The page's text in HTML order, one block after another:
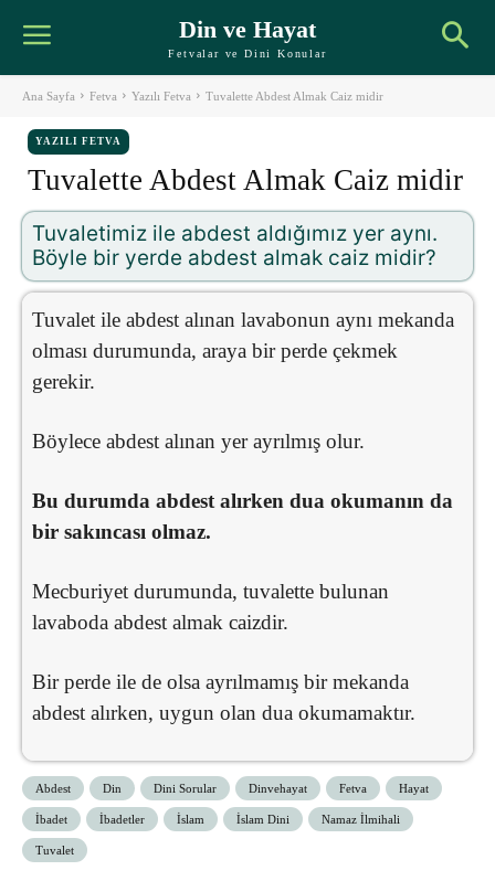
Din ve Hayat
Fetvalar ve Dini Konular
Ana Sayfa Fetva Yazılı Fetva Tuvalette Abdest Almak Caiz midir
YAZILI FETVA
Tuvalette Abdest Almak Caiz midir
Tuvaletimiz ile abdest aldığımız yer aynı.
Böyle bir yerde abdest almak caiz midir?
Tuvalet ile abdest alınan lavabonun aynı mekanda
olması durumunda, araya bir perde çekmek
gerekir.
Böylece abdest alınan yer ayrılmış olur.
Bu durumda abdest alırken dua okumanın da
bir sakıncası olmaz.
Mecburiyet durumunda, tuvalette bulunan
lavaboda abdest almak caizdir.
Bir perde ile de olsa ayrılmamış bir mekanda
abdest alırken, uygun olan dua okumamaktır.
Abdest Din Dini Sorular Dinvehayat Fetva Hayat
İbadet İbadetler İslam İslam Dini Namaz İlmihali
Tuvalet